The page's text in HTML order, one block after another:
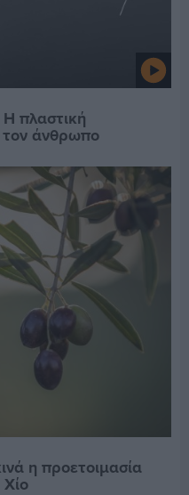
πλαστική
τον άνθρωπο
η προετοιμασία